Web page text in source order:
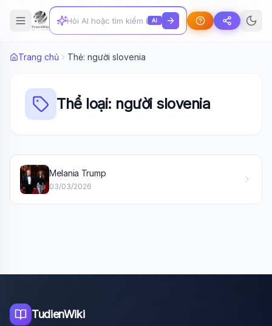
AI
Trang chủ Thẻ: người slovenia
Thể loại: người slovenia
Melania Trump
03/03/2026
TudienWiki
🤖Sẵn sàng hỗ trợ
Tôi là trợ lý AI của TuDienWiki. Hãy hỏi tôi bất kỳ điều gì
🪐 Sao Mộc là gì?